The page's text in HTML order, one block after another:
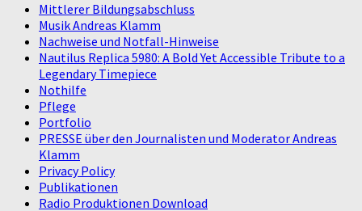
Mittlerer Bildungsabschluss
Musik Andreas Klamm
Nachweise und Notfall-Hinweise
Nautilus Replica 5980: A Bold Yet Accessible Tribute to a
Legendary Timepiece
Nothilfe
Pflege
Portfolio
PRESSE über den Journalisten und Moderator Andreas
Klamm
Privacy Policy
Publikationen
Radio Produktionen Download